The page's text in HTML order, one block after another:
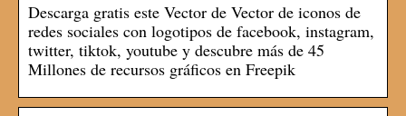
Descarga gratis este Vector de Vector de iconos de
redes sociales con logotipos de facebook, instagram,
twitter, tiktok, youtube y descubre más de 45
Millones de recursos gráficos en Freepik